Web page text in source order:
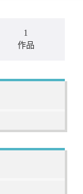
1
作品